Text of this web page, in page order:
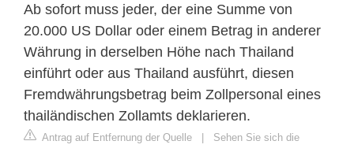
Ab sofort muss jeder, der eine Summe von
20.000 US Dollar oder einem Betrag in anderer
Währung in derselben Höhe nach Thailand
einführt oder aus Thailand ausführt, diesen
Fremdwährungsbetrag beim Zollpersonal eines
thailändischen Zollamts deklarieren.
Antrag auf Entfernung der Quelle | Sehen Sie sich die